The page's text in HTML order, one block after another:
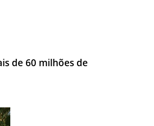
de 60 milhões de